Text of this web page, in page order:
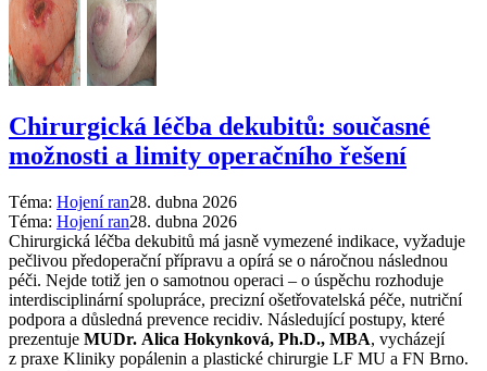
Chirurgická léčba dekubitů: současné
možnosti a limity operačního řešení
Téma: Hojení ran28. dubna 2026
Téma: Hojení ran28. dubna 2026
Chirurgická léčba dekubitů má jasně vymezené indikace, vyžaduje
pečlivou předoperační přípravu a opírá se o náročnou následnou
péči. Nejde totiž jen o samotnou operaci –⁠ o úspěchu rozhoduje
interdisciplinární spolupráce, precizní ošetřovatelská péče, nutriční
podpora a důsledná prevence recidiv. Následující postupy, které
prezentuje MUDr. Alica Hokynková, Ph.D., MBA, vycházejí
z praxe Kliniky popálenin a plastické chirurgie LF MU a FN Brno.